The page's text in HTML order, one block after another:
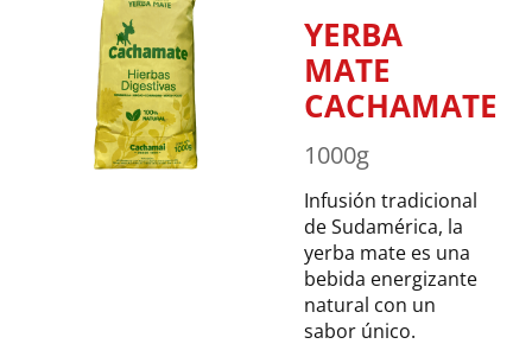
YERBA
MATE
CACHAMATE
1000g
Infusión tradicional
de Sudamérica, la
yerba mate es una
bebida energizante
natural con un
sabor único.